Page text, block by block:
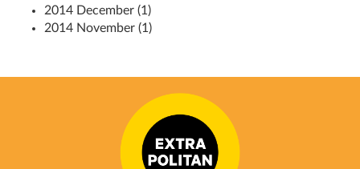
2014 December (1)
2014 November (1)